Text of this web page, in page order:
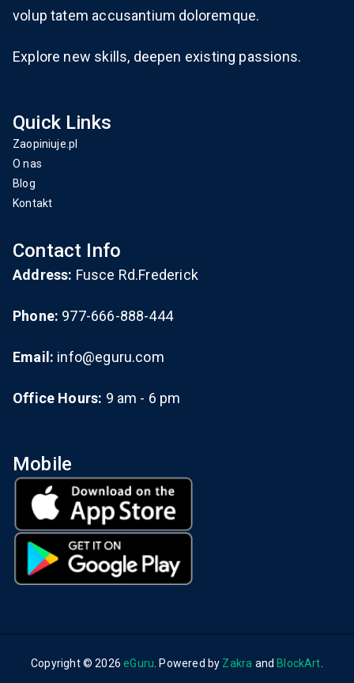
volup tatem accusantium doloremque.
Explore new skills, deepen existing passions.
Quick Links
Zaopiniuje.pl
O nas
Blog
Kontakt
Contact Info
Address: Fusce Rd.Frederick
Phone: 977-666-888-444
Email: info@eguru.com
Office Hours: 9 am - 6 pm
Mobile
Copyright © 2026eGuru . Powered by Zakra and BlockArt